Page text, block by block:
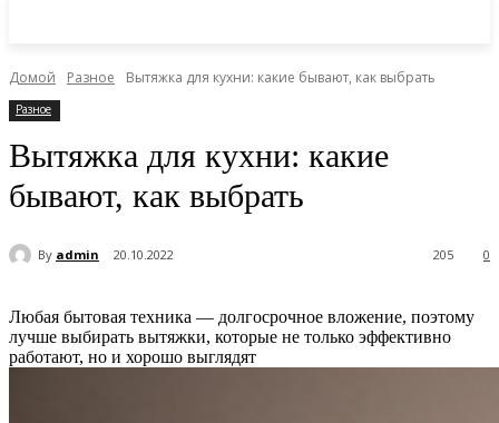
Домой Разное Вытяжка для кухни: какие бывают, как выбрать
Разное
Вытяжка для кухни: какие
бывают, как выбрать
By admin 20.10.2022 0
205
Любая бытовая техника — долгосрочное вложение, поэтому
лучше выбирать вытяжки, которые не только эффективно
работают, но и хорошо выглядят